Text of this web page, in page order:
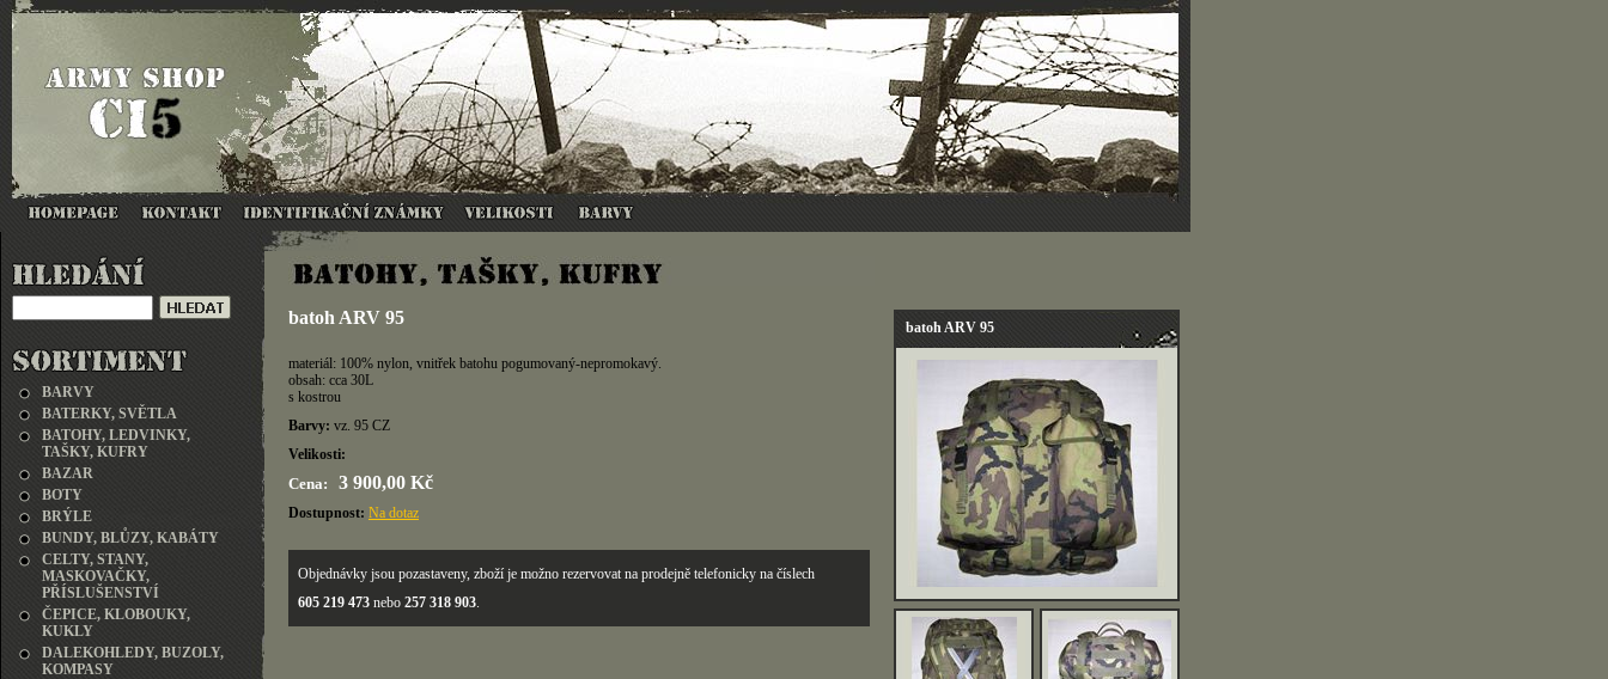
BARVY
BATERKY, SVĚTLA
BATOHY, LEDVINKY,
TAŠKY, KUFRY
BAZAR
BOTY
BRÝLE
BUNDY, BLŮZY, KABÁTY
CELTY, STANY,
MASKOVAČKY,
PŘÍSLUŠENSTVÍ
ČEPICE, KLOBOUKY,
KUKLY
DALEKOHLEDY, BUZOLY,
KOMPASY
batoh ARV 95
batoh ARV 95
materiál: 100% nylon, vnitřek batohu pogumovaný-nepromokavý.
obsah: cca 30L
s kostrou
Barvy: vz. 95 CZ
Velikosti:
Cena: 3 900,00 Kč
Dostupnost: Na dotaz
Objednávky jsou pozastaveny, zboží je možno rezervovat na prodejně telefonicky na číslech
605 219 473 nebo 257 318 903.